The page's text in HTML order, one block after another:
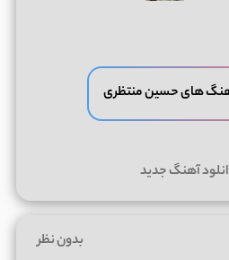
های حسین منتظری
آهنگ جدید
بدون نظر